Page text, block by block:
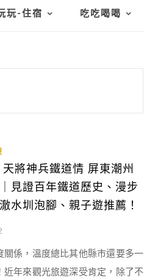
玩-住宿 吃吃喝喝
將神兵鐵道情 屏東潮州
見證百年鐵道歷史、漫步
水圳泡腳、親子遊推薦！
關係，溫度總比其他縣市還要多一
近年來觀光旅遊深受肯定，除了不